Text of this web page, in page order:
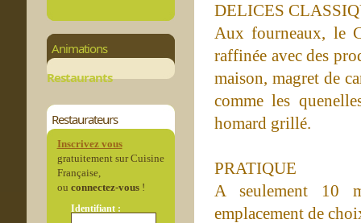
Animations
Restaurants
Restaurateurs
Inscrivez vous
gratuitement sur Cuisine
Française,
ou connectez-vous!
Identifiant :
DELICES
Aux fourneaux, le
raffinée avec des
maison, magret de
comme les
homard grillé.
PRATIQUE
A seulement 10
emplacement de